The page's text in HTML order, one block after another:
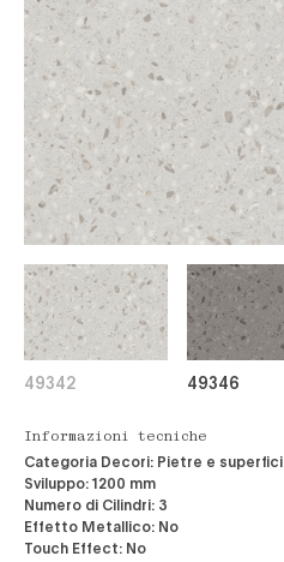
49342 49346
Informazioni tecniche
Categoria Decori: Pietre e superfici
Sviluppo:1200 mm
Numero di Cilindri: 3
Effetto Metallico: No
Touch Effect: No